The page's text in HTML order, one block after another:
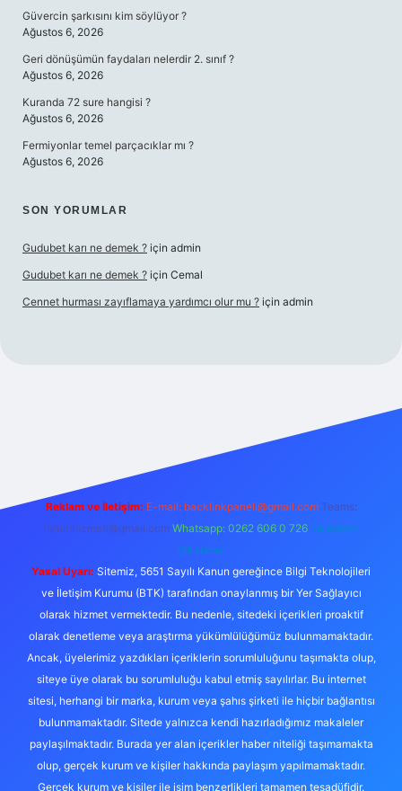
Güvercin şarkısını kim söylüyor ?
Ağustos 6, 2026
Geri dönüşümün faydaları nelerdir 2. sınıf ?
Ağustos 6, 2026
Kuranda 72 sure hangisi ?
Ağustos 6, 2026
Fermiyonlar temel parçacıklar mı ?
Ağustos 6, 2026
SON YORUMLAR
Gudubet karı ne demek ? için admin
Gudubet karı ne demek ? için Cemal
Cennet hurması zayıflamaya yardımcı olur mu ? için admin
Reklam ve İletişim: E-mail: backlinkpaneli@gmail.com Teams:
forumhizmeti@gmail.com Whatsapp: 0262 606 0 726 Telegram:
@karabul
Yasal Uyarı: Sitemiz, 5651 Sayılı Kanun gereğince Bilgi Teknolojileri
ve İletişim Kurumu (BTK) tarafından onaylanmış bir Yer Sağlayıcı
olarak hizmet vermektedir. Bu nedenle, sitedeki içerikleri proaktif
olarak denetleme veya araştırma yükümlülüğümüz bulunmamaktadır.
Ancak, üyelerimiz yazdıkları içeriklerin sorumluluğunu taşımakta olup,
siteye üye olarak bu sorumluluğu kabul etmiş sayılırlar. Bu internet
sitesi, herhangi bir marka, kurum veya şahıs şirketi ile hiçbir bağlantısı
bulunmamaktadır. Sitede yalnızca kendi hazırladığımız makaleler
paylaşılmaktadır. Burada yer alan içerikler haber niteliği taşımamakta
olup, gerçek kurum ve kişiler hakkında paylaşım yapılmamaktadır.
Gerçek kurum ve kişiler ile isim benzerlikleri tamamen tesadüfidir.